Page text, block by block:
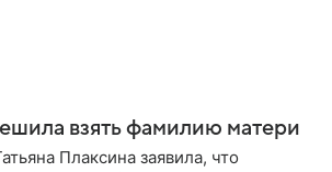
взять фамилию матери
Плаксина заявила, что